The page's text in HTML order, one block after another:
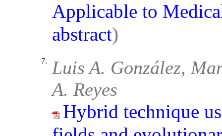
Applicable to
abstract)
7.
Luis A. González,
A. Reyes
Hybrid technique